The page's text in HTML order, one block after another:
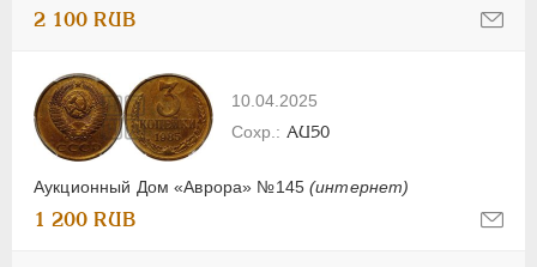
2 100 RUB
10.04.2025
Аукционный Дом «Аврора» №145(интернет)
AU50
1 200 RUB